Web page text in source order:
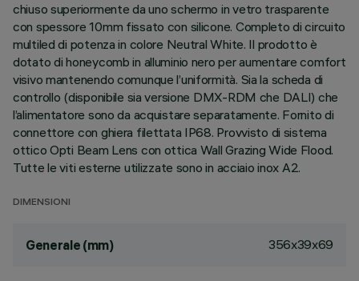
chiuso superiormente da uno schermo in vetro trasparente
con spessore 10mm fissato con silicone. Completo di circuito
multiled di potenza in colore Neutral White. Il prodotto è
dotato di honeycomb in alluminio nero per aumentare comfort
visivo mantenendo comunque l’uniformità. Sia la scheda di
controllo (disponibile sia versione DMX-RDM che DALI) che
l’alimentatore sono da acquistare separatamente. Fornito di
connettore con ghiera filettata IP68. Provvisto di sistema
ottico Opti Beam Lens con ottica Wall Grazing Wide Flood.
Tutte le viti esterne utilizzate sono in acciaio inox A2.
DIMENSIONI
Generale (mm) 356x39x69